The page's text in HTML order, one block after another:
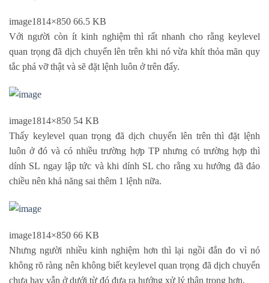
image1814×850 66.5 KB
Với người còn ít kinh nghiệm thì rất nhanh cho rằng keylevel
quan trọng đã dịch chuyển lên trên khi nó vừa khít thỏa mãn quy
tắc phá vỡ thật và sẽ đặt lệnh luôn ở trên đấy.
image1814×850 54 KB
Thấy keylevel quan trọng đã dịch chuyển lên trên thì đặt lệnh
luôn ở đó và có nhiều trường hợp TP nhưng có trường hợp thì
dính SL ngay lập tức và khi dính SL cho rằng xu hướng đã đảo
chiều nên khả năng sai thêm 1 lệnh nữa.
image1814×850 66 KB
Nhưng người nhiều kinh nghiệm hơn thì lại ngồi đắn đo vì nó
không rõ ràng nên không biết keylevel quan trọng đã dịch chuyển
chưa hay vẫn ở dưới từ đó đưa ra hướng xử lý thận trọng hơn.